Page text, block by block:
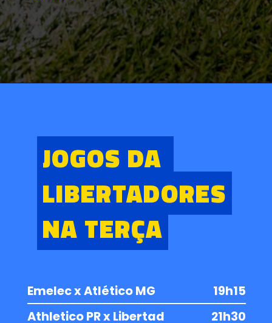
JOGOS DA
LIBERTADORES
NA TERÇA
JOGOS DA
LIBERTADORES
NA TERÇA
Emelec x Atlético MG
Athletico PR x Libertad
19h15
21h30